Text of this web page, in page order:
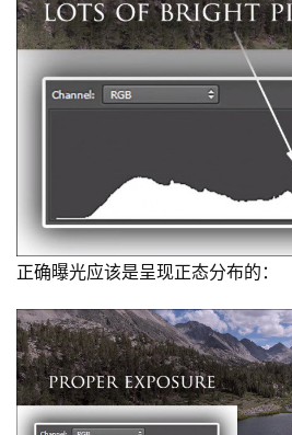
正确曝光应该是呈现正态分布的：